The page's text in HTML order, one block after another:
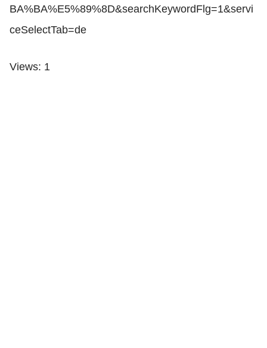
BA%BA%E5%89%8D&searchKeywordFlg=1&servi
ceSelectTab=de
Views: 1